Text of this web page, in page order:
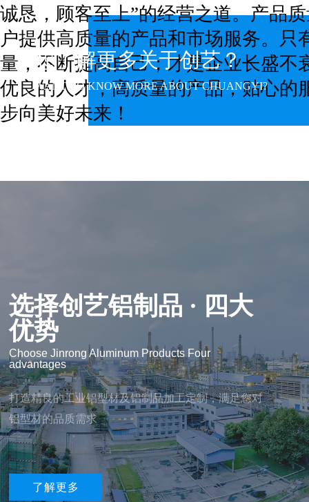
诚恳，顾客至上”的经营之道。产品
户提供高质量的产品和市场服务。只
量，不断提高自己；才是企业长盛不
优良的人才，高质量的产品，贴心的
步向美好未来！
想了解更多关于创艺？
WANT TO KNOW MORE ABOUT CHUANGYI?
选择创艺铝制品 · 四大
优势
Choose Jinrong Aluminum Products Four
advantages
打造精良的工业铝型材及铝制品加工定制，满足您对
铝型材的品质需求
了解更多